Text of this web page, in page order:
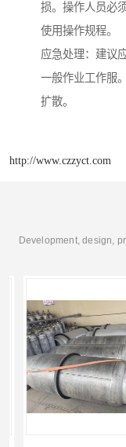
损。操作人员必
使用操作规程。
应急处理：建议
一般作业工作服
扩散。
http://www.czzyct.com
Development, design,